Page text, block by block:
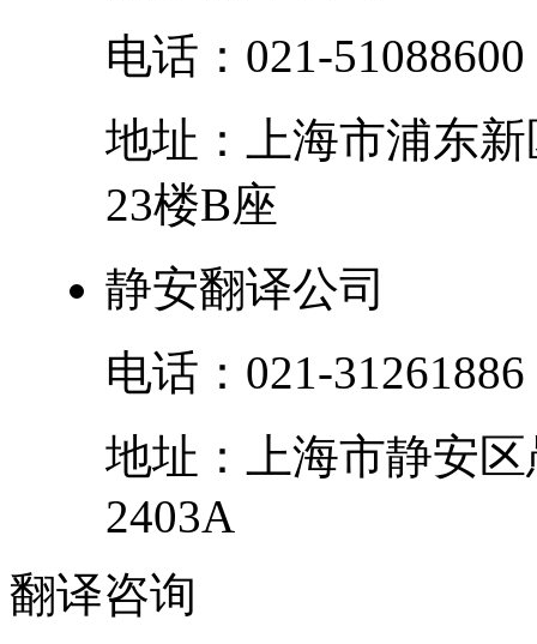
电话： 021-51088600
地址：
上海市浦东新
23楼B座
静安翻译公司
电话： 021-31261886
地址：
上海市静安区
2403A
翻译咨询